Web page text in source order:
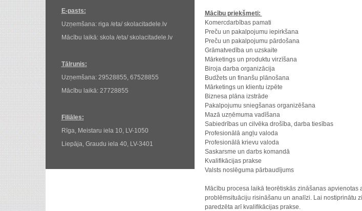
E-pasts:
Uzņemšana: riga /eta/ skolacitadele.lv
Mācību laikā: skola /eta/ skolacitadele.lv
Tālrunis:
Uzņemšana: 29528855, 67528855
Mācību laikā: 27728855
Filiāles:
Rīga, Meistaru iela 10, LV-1050
Liepāja, Graudu iela 40, LV-3401
Mācību priekšmeti:
Komercdarbības pamati
Preču un pakalpojumu iepirkšana
Preču un pakalpojumu pārdošana
Grāmatvedība un uzskaite
Mārketings un produktu virzīšana
Biroja darba organizācija
Budžets un finanšu plānošana
Mārketings un klientu izpēte
Biznesa plāna izstrāde
Pakalpojumu sniegšanas organizēšana
Mazā uzņēmuma vadīšana
Sabiedrības un cilvēka drošība, darba tiesības
Profesionālā angļu valoda
Profesionālā krievu valoda
Saskarsme un darbs komandā
Kvalifikācijas prakse
Valsts noslēguma pārbaudījums
Mācību procesa laikā teorētiskās zināšanas
problēmsituāciju risināšanu un analīzi. Lai nostiprinātu
paredzēta arī kvalifikācijas prakse.